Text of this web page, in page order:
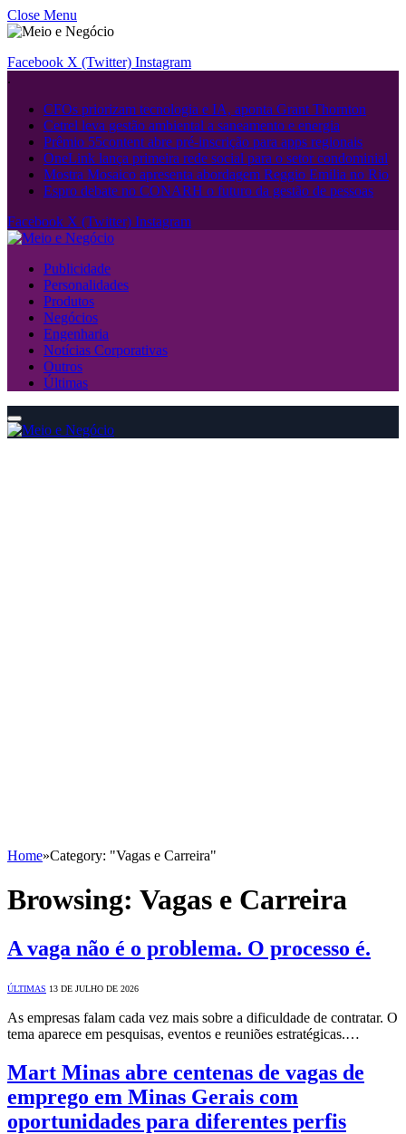
Close Menu
Facebook X (Twitter) Instagram
.
CFOs priorizam tecnologia e IA, aponta Grant Thornton
Cetrel leva gestão ambiental a saneamento e energia
Prêmio 55content abre pré-inscrição para apps regionais
OneLink lança primeira rede social para o setor condominial
Mostra Mosaico apresenta abordagem Reggio Emilia no Rio
Espro debate no CONARH o futuro da gestão de pessoas
Facebook X (Twitter) Instagram
Publicidade
Personalidades
Produtos
Negócios
Engenharia
Notícias Corporativas
Outros
Últimas
Home»Category: "Vagas e Carreira"
Browsing: Vagas e Carreira
A vaga não é o problema. O processo é.
ÚLTIMAS 13 DE JULHO DE 2026
As empresas falam cada vez mais sobre a dificuldade de contratar. O
tema aparece em pesquisas, eventos e reuniões estratégicas.…
Mart Minas abre centenas de vagas de
emprego em Minas Gerais com
oportunidades para diferentes perfis